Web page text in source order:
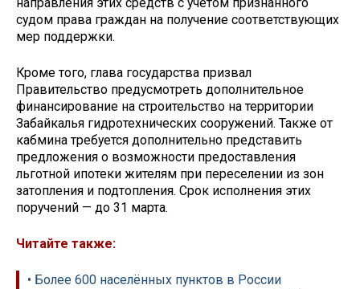
судом права граждан на получение соответствующих
мер поддержки.
Кроме того, глава государства призвал
Правительство предусмотреть дополнительное
финансирование на строительство на территории
Забайкалья гидротехнических сооружений. Также от
кабмина требуется дополнительно представить
предложения о возможности предоставления
льготной ипотеки жителям при переселении из зон
затопления и подтопления. Срок исполнения этих
поручений — до 31 марта.
Читайте также:
• Более 600 населённых пунктов в России